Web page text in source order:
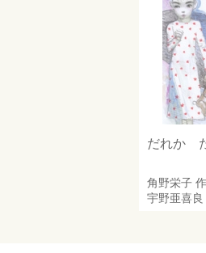
だれか
角野栄子 作
宇野亜喜良